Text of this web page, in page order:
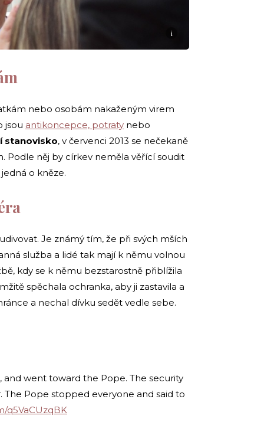
i
nebo osobám nakaženým virem
jsou antikoncepce, potraty nebo
stanovisko, v červenci 2013 se nečekaně
Podle něj by církev neměla věřící soudit
o kněze.
Je známý tím, že při svých mších
služba a lidé tak mají k němu volnou
kdy se k němu bezstarostně přiblížila
spěchala ochranka, aby ji zastavila a
a nechal dívku sedět vedle sebe.
went toward the Pope. The security
Pope stopped everyone and said to
q5VaCUzqBK